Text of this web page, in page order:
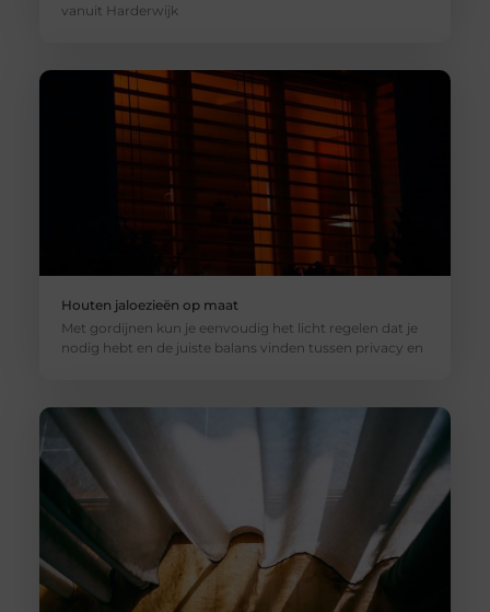
vanuit Harderwijk
Houten jaloezieën op maat
Met gordijnen kun je eenvoudig het licht regelen dat je
nodig hebt en de juiste balans vinden tussen privacy en